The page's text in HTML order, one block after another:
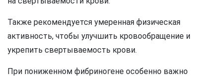
Также рекомендуется умеренная физическая
активность, чтобы улучшить кровообращение и
укрепить свертываемость крови.
При пониженном фибриногене особенно важно